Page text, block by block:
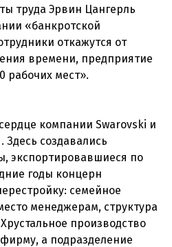
труда Эрвин Цангерль
«банкротской
откажутся от
времени, предприятие
рабочих мест».
компании Swarovski и
создавались
экспортировавшиеся по
годы концерн
семейное
менеджерам, структура
производство
а подразделение